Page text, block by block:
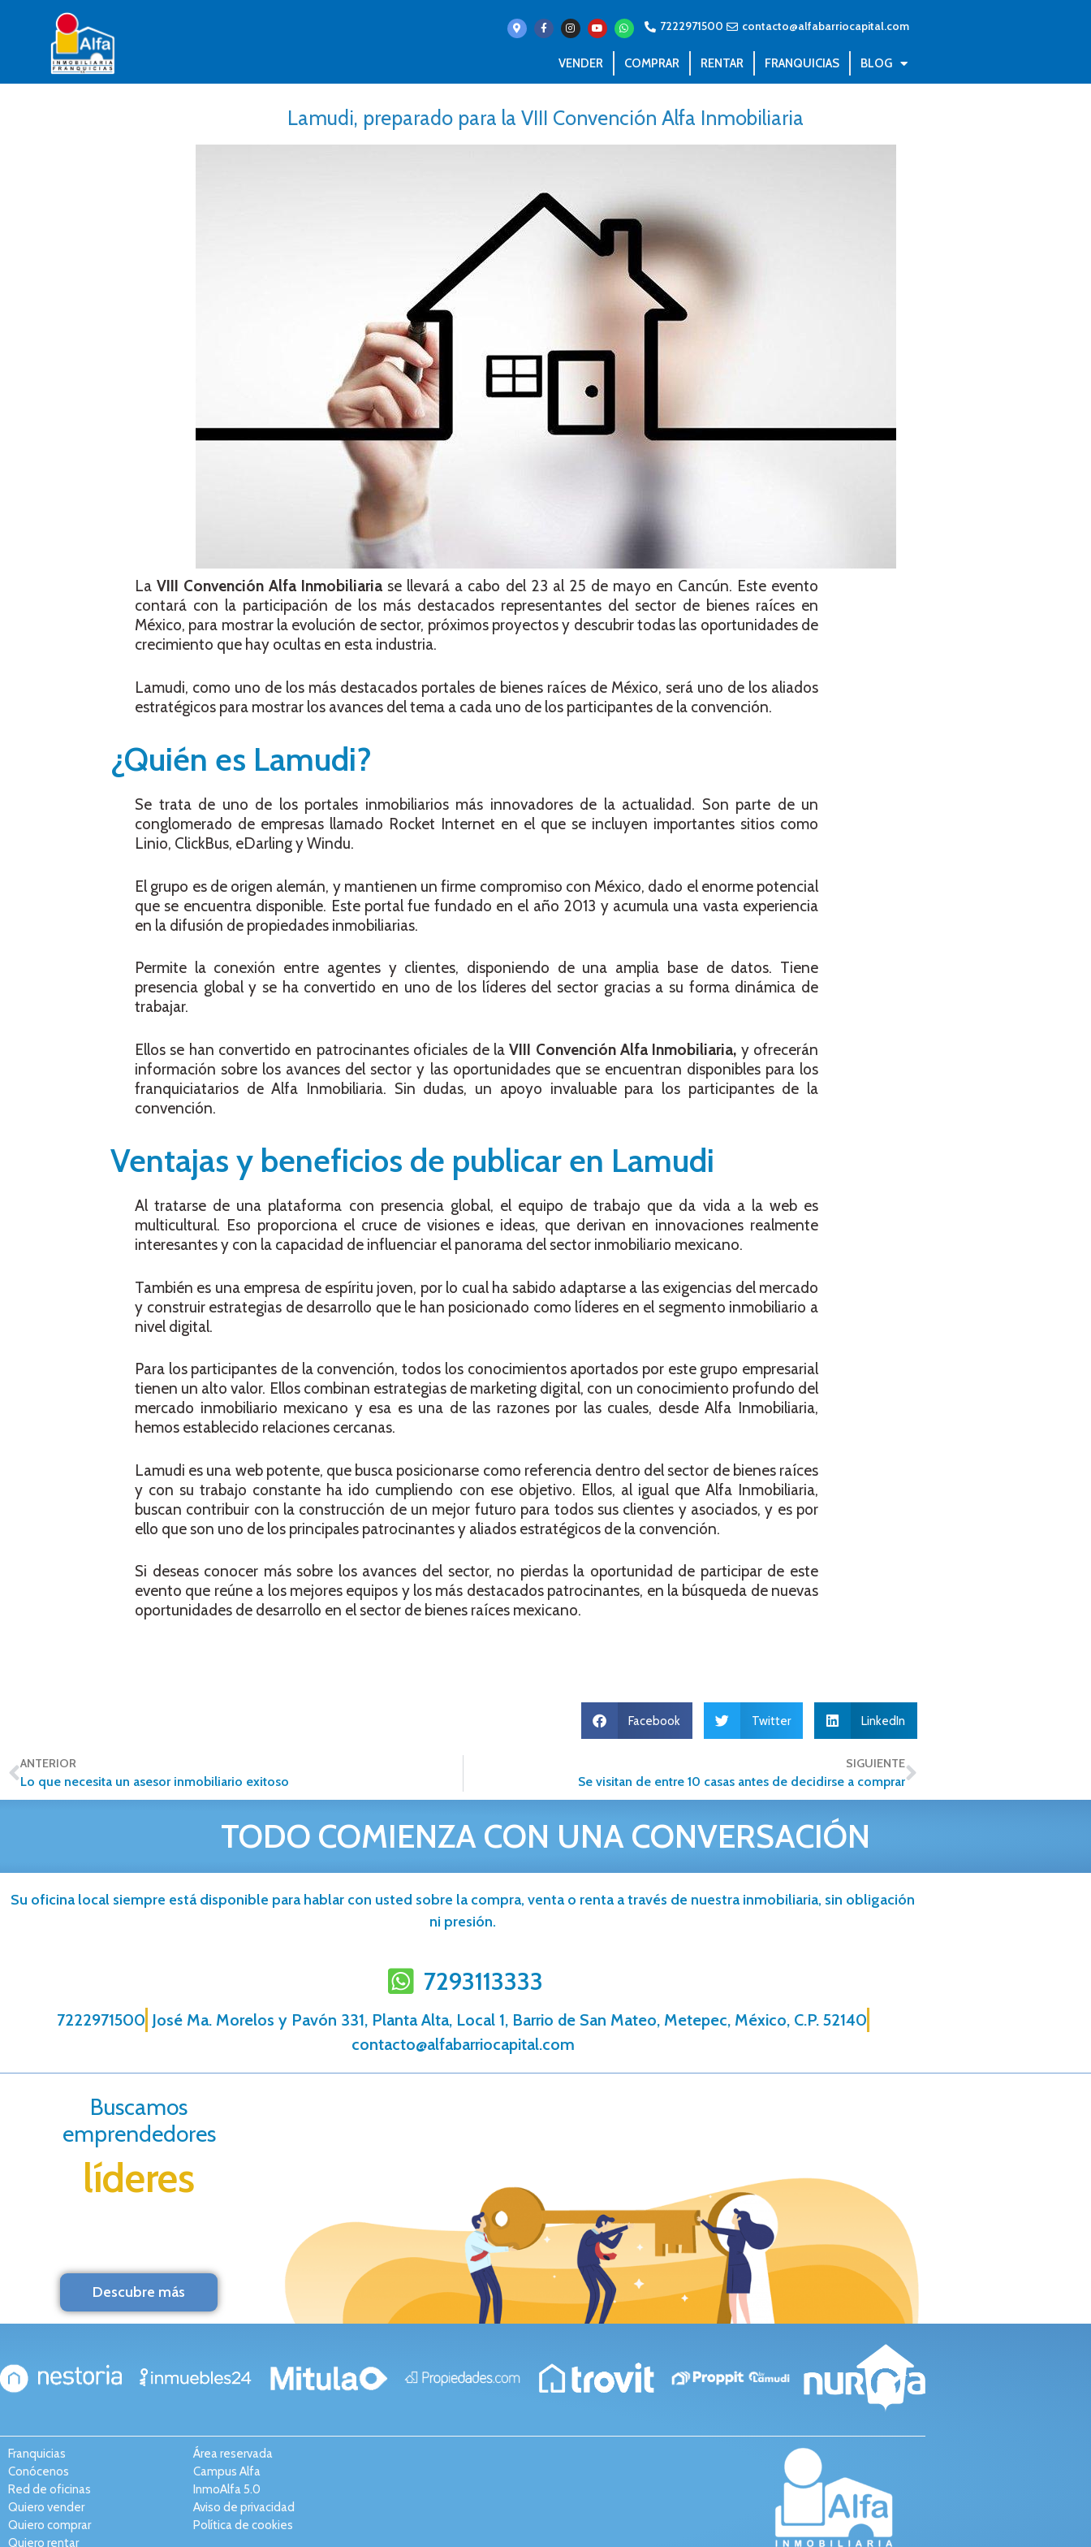
7222971500 contacto@alfabarriocapital.com
VENDER COMPRAR RENTAR FRANQUICIAS BLOG
Lamudi, preparado para la VIII Convención Alfa Inmobiliaria
LaVIII Convención Alfa Inmobiliaria se llevará a cabo del 23 al 25 de mayo en Cancún. Este evento
contará con la participación de los más destacados representantes del sector de bienes raíces en
México, para mostrar la evolución de sector, próximos proyectos y descubrir todas las oportunidades de
crecimiento que hay ocultas en esta industria.
Lamudi, como uno de los más destacados portales de bienes raíces de México, será uno de los aliados
estratégicos para mostrar los avances del tema a cada uno de los participantes de la convención.
¿Quién es Lamudi?
Se trata de uno de los portales inmobiliarios más innovadores de la actualidad. Son parte de un
conglomerado de empresas llamado Rocket Internet en el que se incluyen importantes sitios como
Linio, ClickBus, eDarling y Windu.
El grupo es de origen alemán, y mantienen un firme compromiso con México, dado el enorme potencial
que se encuentra disponible. Este portal fue fundado en el año 2013 y acumula una vasta experiencia
en la difusión de propiedades inmobiliarias.
Permite la conexión entre agentes y clientes, disponiendo de una amplia base de datos. Tiene
presencia global y se ha convertido en uno de los líderes del sector gracias a su forma dinámica de
trabajar.
Ellos se han convertido en patrocinantes oficiales de laVIII Convención Alfa Inmobiliaria, y ofrecerán
información sobre los avances del sector y las oportunidades que se encuentran disponibles para los
franquiciatarios de Alfa Inmobiliaria. Sin dudas, un apoyo invaluable para los participantes de la
convención.
Ventajas y beneficios de publicar en Lamudi
Al tratarse de una plataforma con presencia global, el equipo de trabajo que da vida a la web es
multicultural. Eso proporciona el cruce de visiones e ideas, que derivan en innovaciones realmente
interesantes y con la capacidad de influenciar el panorama del sector inmobiliario mexicano.
También es una empresa de espíritu joven, por lo cual ha sabido adaptarse a las exigencias del mercado
y construir estrategias de desarrollo que le han posicionado como líderes en el segmento inmobiliario a
nivel digital.
Para los participantes de la convención, todos los conocimientos aportados por este grupo empresarial
tienen un alto valor. Ellos combinan estrategias de marketing digital, con un conocimiento profundo del
mercado inmobiliario mexicano y esa es una de las razones por las cuales, desde Alfa Inmobiliaria,
hemos establecido relaciones cercanas.
Lamudi es una web potente, que busca posicionarse como referencia dentro del sector de bienes raíces
y con su trabajo constante ha ido cumpliendo con ese objetivo. Ellos, al igual que Alfa Inmobiliaria,
buscan contribuir con la construcción de un mejor futuro para todos sus clientes y asociados, y es por
ello que son uno de los principales patrocinantes y aliados estratégicos de la convención.
Si deseas conocer más sobre los avances del sector, no pierdas la oportunidad de participar de este
evento que reúne a los mejores equipos y los más destacados patrocinantes, en la búsqueda de nuevas
oportunidades de desarrollo en el sector de bienes raíces mexicano.
Facebook Twitter LinkedIn
ANTERIOR
Lo que necesita un asesor inmobiliario exitoso
SIGUIENTE
Se visitan de entre 10 casas antes de decidirse a comprar
TODO COMIENZA CON UNA CONVERSACIÓN
Su oficina local siempre está disponible para hablar con usted sobre la compra, venta o renta a través de nuestra inmobiliaria, sin obligación
ni presión.
7293113333
7222971500 José Ma. Morelos y Pavón 331, Planta Alta, Local 1, Barrio de San Mateo, Metepec, México, C.P. 52140
contacto@alfabarriocapital.com
Buscamos
emprendedores
líderes
Descubre más
Franquicias
Conócenos
Red de oficinas
Quiero vender
Quiero comprar
Quiero rentar
Área reservada
Campus Alfa
InmoAlfa 5.0
Aviso de privacidad
Política de cookies